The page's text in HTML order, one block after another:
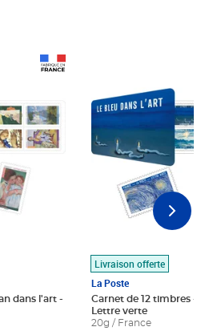
dans l'art -
Livraison offerte
La Poste
Carnet de 12 timbres - Le
Lettre verte
20g / France